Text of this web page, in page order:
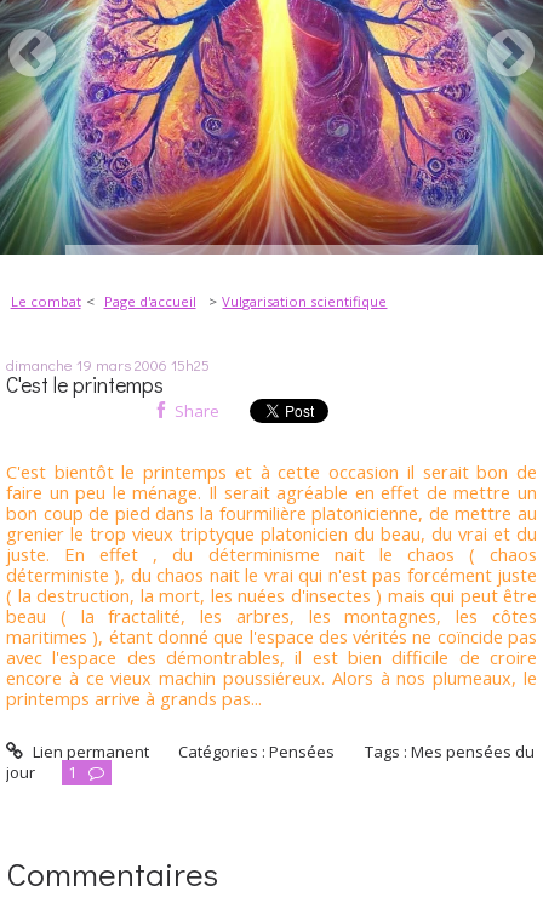
Le combat Page d'accueil Vulgarisation scientifique
dimanche 19 mars 2006 15h25
C'est le printemps
Share
C'est bientôt le printemps et à cette occasion il serait bon de
faire un peu le ménage. Il serait agréable en effet de mettre un
bon coup de pied dans la fourmilière platonicienne, de mettre au
grenier le trop vieux triptyque platonicien du beau, du vrai et du
juste. En effet , du déterminisme nait le chaos ( chaos
déterministe ), du chaos nait le vrai qui n'est pas forcément juste
( la destruction, la mort, les nuées d'insectes ) mais qui peut être
beau ( la fractalité, les arbres, les montagnes, les côtes
maritimes ), étant donné que l'espace des vérités ne coïncide pas
avec l'espace des démontrables, il est bien difficile de croire
encore à ce vieux machin poussiéreux. Alors à nos plumeaux, le
printemps arrive à grands pas...
Lien permanent Catégories :Pensées Tags :Mes pensées du
jour
1
Commentaires